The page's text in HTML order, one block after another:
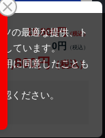
19,800円
0円
円
の最適な提供、ト
しています。
用に同意したことも
認ください。